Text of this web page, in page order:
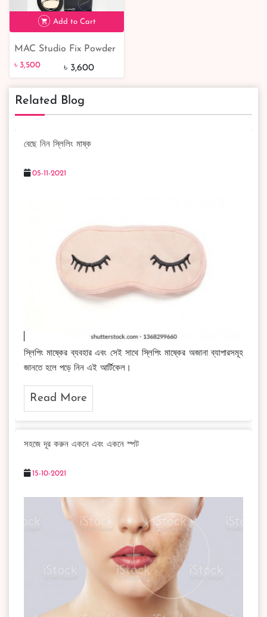
Add to Cart
MAC Studio Fix Powder
Plus Foundation-NC15
৳ 3,500 ৳ 3,600
Related Blog
বেছে নিন স্লিলিং মাষ্ক
05-11-2021
স্লিপিং মাষ্কের ব্যবহার এবং সেই সাথে স্লিপিং মাষ্কের অজানা ব্যাপারসমূহ
জানতে হলে পড়ে নিন এই আর্টিকেল।
Read More
সহজে দূর করুন একনে এবং একনে স্পট
15-10-2021